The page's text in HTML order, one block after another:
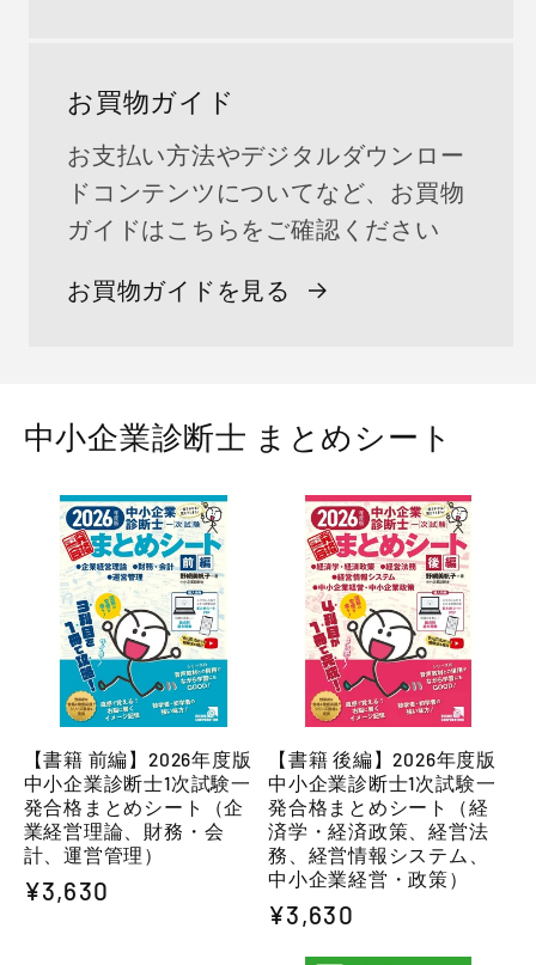
お買物ガイド
お支払い方法やデジタルダウンロー
ドコンテンツについてなど、お買物
ガイドはこちらをご確認ください
お買物ガイドを見る
中小企業診断士 まとめシート
【書籍 前編】2026年度版
中小企業診断士1次試験一
発合格まとめシート（企
業経営理論、財務・会
計、運営管理）
通
¥3,630
【書籍 後編】2026年度版
中小企業診断士1次試験一
発合格まとめシート（経
済学・経済政策、経営法
務、経営情報システム、
中小企業経営・政策）
通
¥3,630